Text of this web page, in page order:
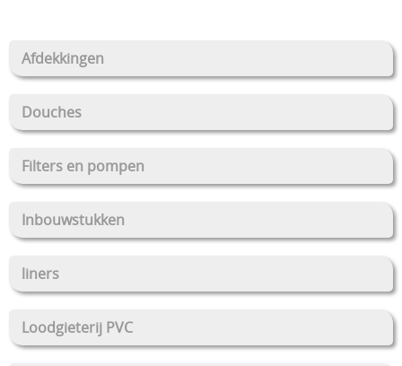
Schakelkasten
Afdekkingen
Douches
Filters en pompen
Inbouwstukken
liners
Loodgieterij PVC